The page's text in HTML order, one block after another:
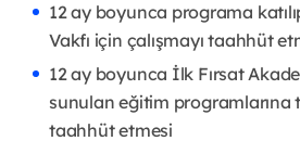
12 ay boyunca programa
Vakfı için çalışmayı taahhüt
12 ay boyunca İlk Fırsat
sunulan eğitim programlarına
taahhüt etmesi